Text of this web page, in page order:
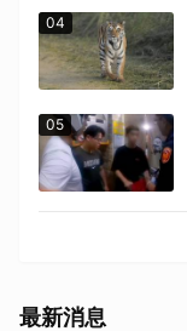
04
05
最新消息